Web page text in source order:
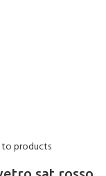
to products